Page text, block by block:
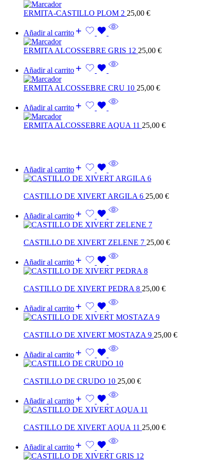
ERMITA-CASTILLO PLOM 2 25,00 €
Añadir al carrito
ERMITA ALCOSSEBRE GRIS 12 25,00 €
Añadir al carrito
ERMITA ALCOSSEBRE CRU 10 25,00 €
Añadir al carrito
ERMITA ALCOSSEBRE AQUA 11 25,00 €
Añadir al carrito
CASTILLO DE XIVERT ARGILA 6 25,00 €
Añadir al carrito
CASTILLO DE XIVERT ZELENE 7 25,00 €
Añadir al carrito
CASTILLO DE XIVERT PEDRA 8 25,00 €
Añadir al carrito
CASTILLO DE XIVERT MOSTAZA 9 25,00 €
Añadir al carrito
CASTILLO DE CRUDO 10 25,00 €
Añadir al carrito
CASTILLO DE XIVERT AQUA 11 25,00 €
Añadir al carrito